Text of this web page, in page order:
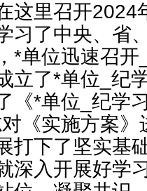
这里召开2024
习了中央、省
*单位迅速召
立了*单位_纪
《*单位_纪学
《实施方案
打下了坚实基
深入开展好学